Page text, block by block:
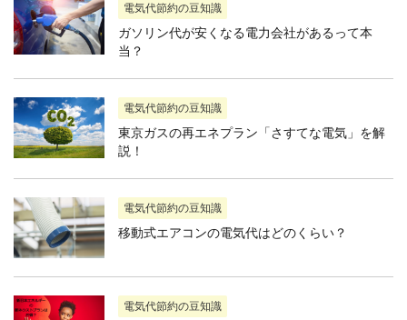
電気代節約の豆知識
ガソリン代が安くなる電力会社があるって本
当？
電気代節約の豆知識
東京ガスの再エネプラン「さすてな電気」を解
説！
電気代節約の豆知識
移動式エアコンの電気代はどのくらい？
電気代節約の豆知識